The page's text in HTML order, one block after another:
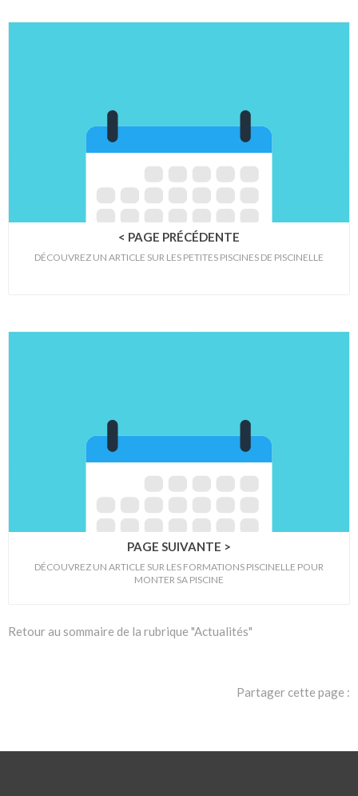
< PAGE PRÉCÉDENTE
DÉCOUVREZ UN ARTICLE SUR LES PETITES PISCINES DE PISCINELLE
PAGE SUIVANTE >
DÉCOUVREZ UN ARTICLE SUR LES FORMATIONS PISCINELLE POUR
MONTER SA PISCINE
Retour au sommaire de la rubrique "Actualités"
Partager cette page :